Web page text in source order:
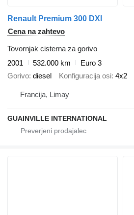
Renault Premium 300 DXI
Cena na zahtevo
Tovornjak cisterna za gorivo
2001
532.000 km
Euro 3
Gorivo diesel Konfiguracija osi 4x2
Francija, Limay
GUAINVILLE INTERNATIONAL